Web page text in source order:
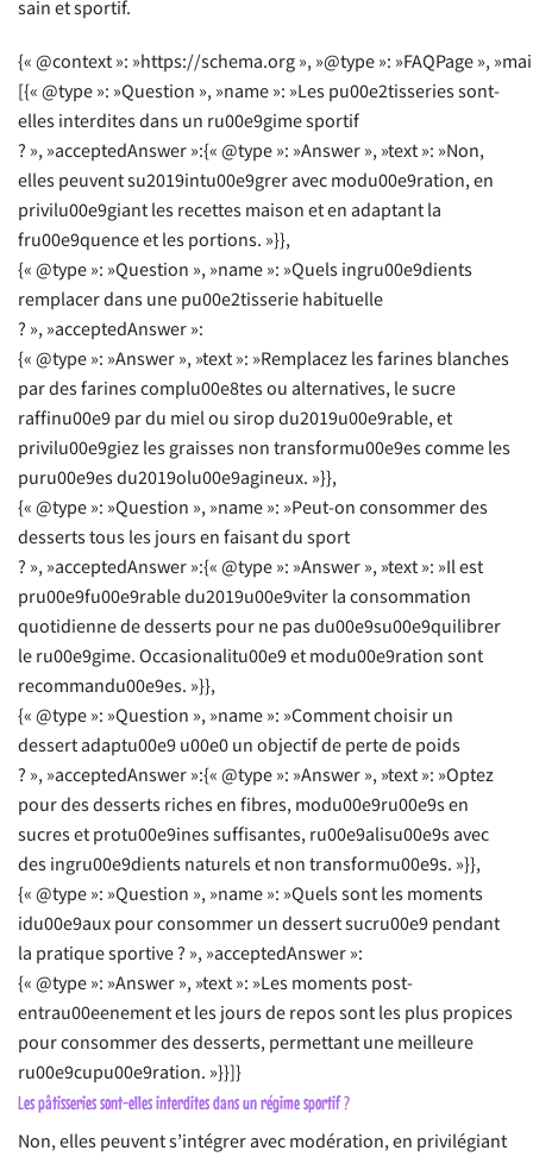
sain et sportif.
{« @context »: »https://schema.org », »@type »: »FAQPage »,
[{« @type »: »Question », »name »: »Les pu00e2tisseries sont-
elles interdites dans un ru00e9gime sportif
? », »acceptedAnswer »:{« @type »: »Answer », »text »: »Non,
elles peuvent su2019intu00e9grer avec modu00e9ration, en
privilu00e9giant les recettes maison et en adaptant la
fru00e9quence et les portions. »}},
{« @type »: »Question », »name »: »Quels ingru00e9dients
remplacer dans une pu00e2tisserie habituelle
? », »acceptedAnswer »:
{« @type »: »Answer », »text »: »Remplacez les farines blanches
par des farines complu00e8tes ou alternatives, le sucre
raffinu00e9 par du miel ou sirop du2019u00e9rable, et
privilu00e9giez les graisses non transformu00e9es comme les
puru00e9es du2019olu00e9agineux. »}},
{« @type »: »Question », »name »: »Peut-on consommer des
desserts tous les jours en faisant du sport
? », »acceptedAnswer »:{« @type »: »Answer », »text »: »Il est
pru00e9fu00e9rable du2019u00e9viter la consommation
quotidienne de desserts pour ne pas du00e9su00e9quilibrer
le ru00e9gime. Occasionalitu00e9 et modu00e9ration sont
recommandu00e9es. »}},
{« @type »: »Question », »name »: »Comment choisir un
dessert adaptu00e9 u00e0 un objectif de perte de poids
? », »acceptedAnswer »:{« @type »: »Answer », »text »: »Optez
pour des desserts riches en fibres, modu00e9ru00e9s en
sucres et protu00e9ines suffisantes, ru00e9alisu00e9s avec
des ingru00e9dients naturels et non transformu00e9s. »}},
{« @type »: »Question », »name »: »Quels sont les moments
idu00e9aux pour consommer un dessert sucru00e9 pendant
la pratique sportive ? », »acceptedAnswer »:
{« @type »: »Answer », »text »: »Les moments post-
entrau00eenement et les jours de repos sont les plus propices
pour consommer des desserts, permettant une meilleure
ru00e9cupu00e9ration. »}}]}
Les pâtisseries sont-elles interdites dans un régime sportif ?
Non, elles peuvent s’intégrer avec modération, en privilégiant